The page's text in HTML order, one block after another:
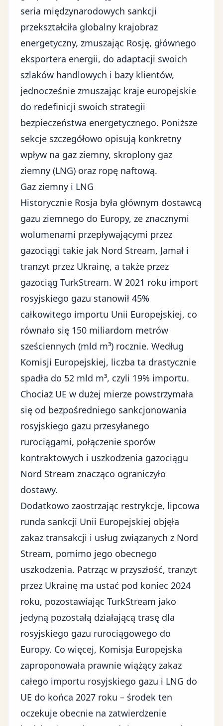
seria międzynarodowych sankcji
przekształciła globalny krajobraz
energetyczny, zmuszając Rosję, głównego
eksportera energii, do adaptacji swoich
szlaków handlowych i bazy klientów,
jednocześnie zmuszając kraje europejskie
do redefinicji swoich strategii
bezpieczeństwa energetycznego. Poniższe
sekcje szczegółowo opisują konkretny
wpływ na gaz ziemny, skroplony gaz
ziemny (LNG) oraz ropę naftową.
Gaz ziemny i LNG
Historycznie Rosja była głównym dostawcą
gazu ziemnego do Europy, ze znacznymi
wolumenami przepływającymi przez
gazociągi takie jak Nord Stream, Jamał i
tranzyt przez Ukrainę, a także przez
gazociąg TurkStream. W 2021 roku import
rosyjskiego gazu stanowił 45%
całkowitego importu Unii Europejskiej, co
równało się 150 miliardom metrów
sześciennych (mld m³) rocznie. Według
Komisji Europejskiej, liczba ta drastycznie
spadła do 52 mld m³, czyli 19% importu.
Chociaż UE w dużej mierze powstrzymała
się od bezpośredniego sankcjonowania
rosyjskiego gazu przesyłanego
rurociągami, połączenie sporów
kontraktowych i uszkodzenia gazociągu
Nord Stream znacząco ograniczyło
dostawy.
Dodatkowo zaostrzając restrykcje, lipcowa
runda sankcji Unii Europejskiej objęła
zakaz transakcji i usług związanych z Nord
Stream, pomimo jego obecnego
uszkodzenia. Patrząc w przyszłość, tranzyt
przez Ukrainę ma ustać pod koniec 2024
roku, pozostawiając TurkStream jako
jedyną pozostałą działającą trasę dla
rosyjskiego gazu rurociągowego do
Europy. Co więcej, Komisja Europejska
zaproponowała prawnie wiążący zakaz
całego importu rosyjskiego gazu i LNG do
UE do końca 2027 roku – środek ten
oczekuje obecnie na zatwierdzenie